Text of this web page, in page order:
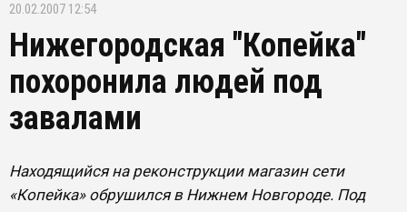
20.02.2007 12:54
Нижегородская "Копейка"
похоронила людей под
завалами
Находящийся на реконструкции магазин сети
«Копейка» обрушился в Нижнем Новгороде. Под